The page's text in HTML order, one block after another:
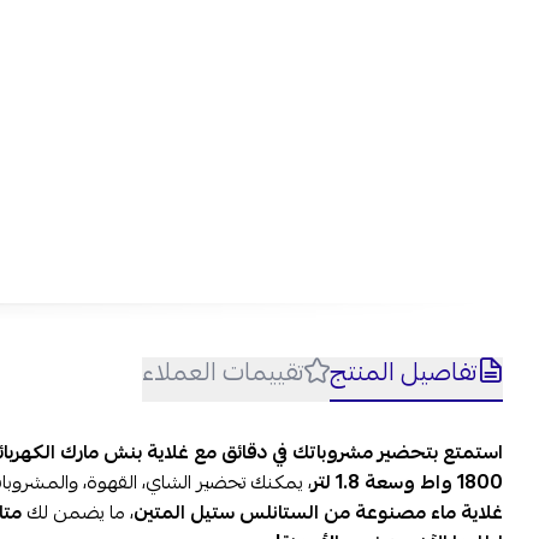
تفاصيل المنتج تقييمات العملاء
استمتع بتحضير مشروباتك في دقائق مع غلاية بنش مارك
1800 واط وسعة 1.8 لتر
، يمكنك تحضير الشاي، القهوة،
غلاية ماء مصنوعة من الستانلس ستيل المتين، ما يضمن لك